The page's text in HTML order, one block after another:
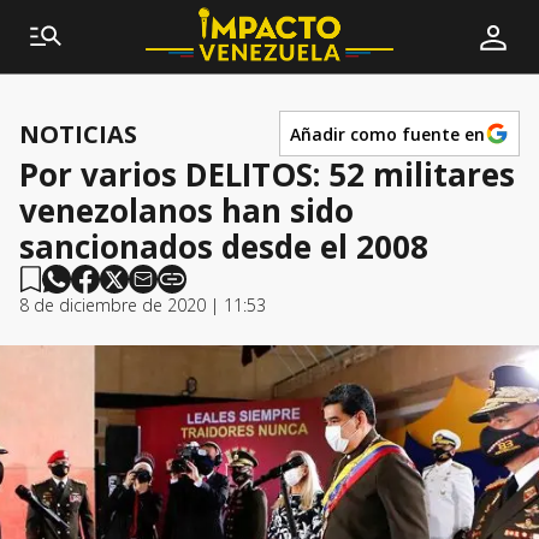
NOTICIAS Añadir como fuente en
Por varios DELITOS: 52 militares
venezolanos han sido
sancionados desde el 2008
8 de diciembre de 2020 | 11:53